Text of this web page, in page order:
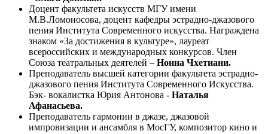
Доцент факультета искусств МГУ имени
М.В.Ломоносова, доцент кафедры эстрадно-джазового
пения Института Современного искусства. Награждена
знаком «За достижения в культуре», лауреат
всероссийских и международных конкурсов. Член
Союза театральных деятелей – Нонна Чхетиани.
Преподаватель высшей категории факультета эстрадно-
джазового пения Института Современного Искусства.
Бэк- вокалистка Юрия Антонова - Наталья
Афанасьева.
Преподаватель гармонии в джазе, джазовой
импровизации и ансамбля в МосГУ, композитор кино и